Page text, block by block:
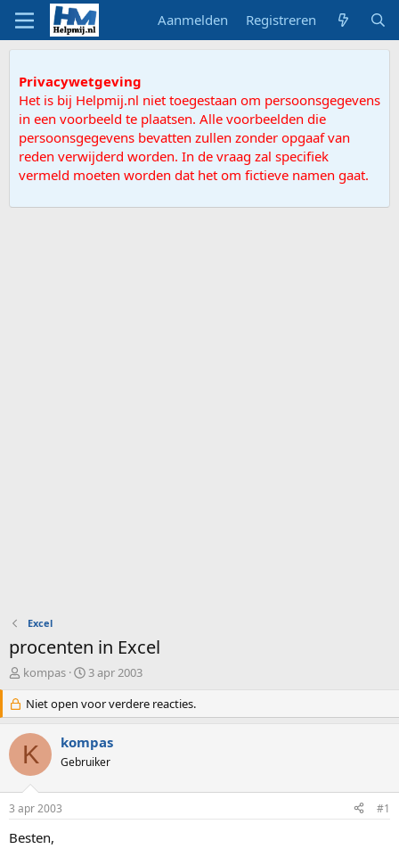
Aanmelden Registreren
Privacywetgeving
Het is bij Helpmij.nl niet toegestaan om persoonsgegevens
in een voorbeeld te plaatsen. Alle voorbeelden die
persoonsgegevens bevatten zullen zonder opgaaf van
reden verwijderd worden. In de vraag zal specifiek
vermeld moeten worden dat het om fictieve namen gaat.
Excel
procenten in Excel
O
d
e
r
w
e
s
t
a
kompas
S
a
r
d
a
m
3 apr 2003
Niet open voor verdere reacties.
K kompas
Gebruiker
3 apr 2003 #1
Besten,